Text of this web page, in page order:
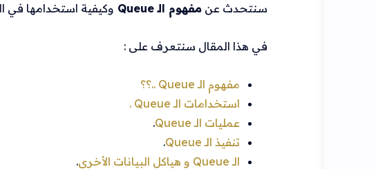
سنتحدث عن مفهوم الـ Queue وكيفية استخدامها في
في هذا المقال سنتعرف على :
مفهوم الـ Queue ..؟؟
استخدامات الـ Queue .
عمليات الـ Queue
.
تنفيذ الـ Queue
.
الـ Queue و هياكل البيانات الأخرى
.